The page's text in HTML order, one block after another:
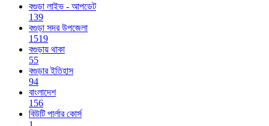
বগুড়া লাইভ - আপডেট
139
বগুড়া সদর উপজেলা
1519
বগুড়ায় থাকা
55
বগুড়ার ইতিহাস
94
বাংলাদেশ
156
বিউটি পার্লার কোর্স